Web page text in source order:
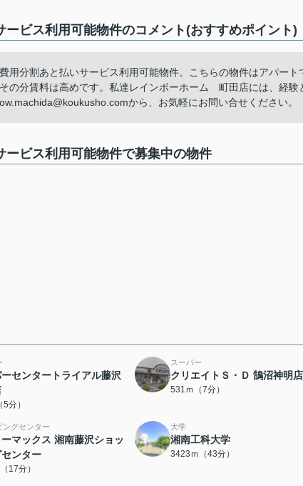
ビス利用可能物件のコメント(おすすめポイント)
分割あと払いサービス利用可能物件。こちらの物件はアパート
の分賃料は高めです。私達レインボーホーム 町田店には、経験
から、お気軽にお問い合せください。
ビス利用可能物件で募集中の物件
ーセンタートライアル藤沢
分）
スーパー
クリエイトＳ・Ｄ 鵠沼神明店
531ｍ（7分）
ングセンター
ーマックス 湘南藤沢ショッ
ンター
17分）
大学
湘南工科大学
3423ｍ（43分）